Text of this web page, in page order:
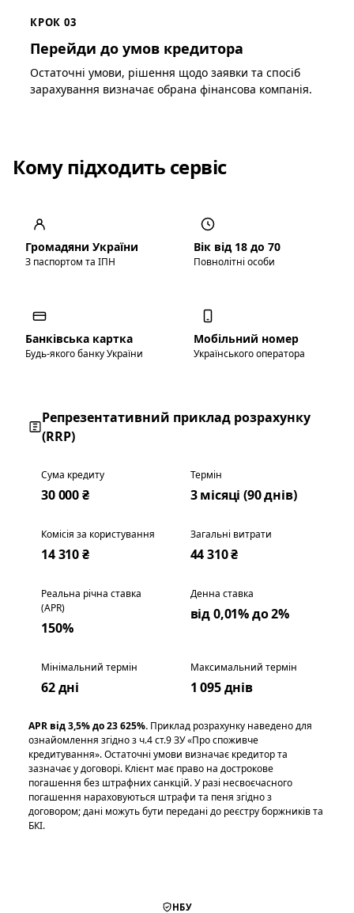
КРОК 03
Перейди до умов кредитора
Остаточні умови, рішення щодо заявки та спосіб
зарахування визначає обрана фінансова компанія.
Кому підходить сервіс
Громадяни України
З паспортом та ІПН
Вік від 18 до 70
Повнолітні особи
Банківська картка
Будь-якого банку України
Мобільний номер
Українського оператора
Репрезентативний приклад розрахунку
(RRP)
Сума кредиту
30 000 ₴
Термін
3 місяці (90 днів)
Комісія за користування
14 310 ₴
Загальні витрати
44 310 ₴
Реальна річна ставка
(APR)
150%
Денна ставка
від 0,01% до 2%
Мінімальний термін
62 дні
Максимальний термін
1 095 днів
APR від 3,5% до 23 625%. Приклад розрахунку наведено для
ознайомлення згідно з ч.4 ст.9 ЗУ «Про споживче
кредитування». Остаточні умови визначає кредитор та
зазначає у договорі. Клієнт має право на дострокове
погашення без штрафних санкцій. У разі несвоєчасного
погашення нараховуються штрафи та пеня згідно з
договором; дані можуть бути передані до реєстру боржників та
БКІ.
НБУ